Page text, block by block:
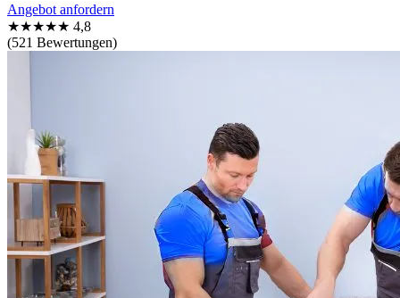
Angebot anfordern
★★★★★ 4,8
(521 Bewertungen)